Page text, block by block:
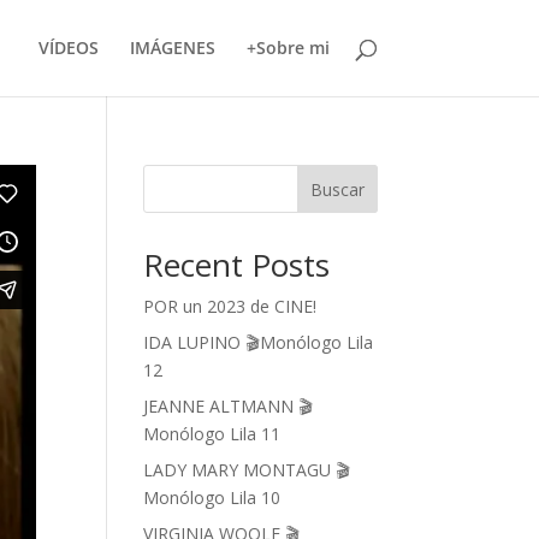
VÍDEOS IMÁGENES +Sobre mi
Buscar
Recent Posts
POR un 2023 de CINE!
IDA LUPINO 🎬Monólogo Lila
12
JEANNE ALTMANN 🎬
Monólogo Lila 11
LADY MARY MONTAGU 🎬
Monólogo Lila 10
VIRGINIA WOOLF 🎬